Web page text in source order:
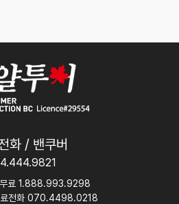
화 / 밴쿠버
무료 1.888.993.9298
료전화 070.4498.0218